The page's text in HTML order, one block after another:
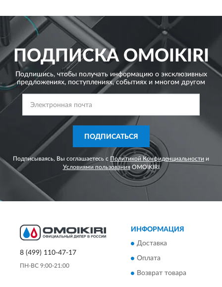
ПОДПИСКАOMOIKIRI
Подпишись, чтобы получать информацию о эксклюзивных
предложениях, поступлениях, событиях и многом другом
ПОДПИСАТЬСЯ
Подписываясь, Вы соглашаетесь с Политикой Конфиденциальности и
Условиями пользованияOMOIKIRI
8 (499) 110-47-17
ПН-ВС 9:00-21:00
ИНФОРМАЦИЯ
Доставка
Оплата
Возврат товара